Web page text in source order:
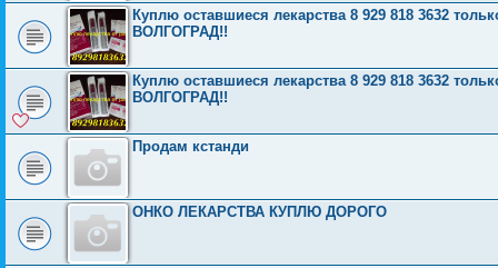
Куплю оставшиеся лекарства 8 929 818 3632
ВОЛГОГРАД!!
Куплю оставшиеся лекарства 8 929 818 3632
ВОЛГОГРАД!!
Продам кстанди
ОНКО ЛЕКАРСТВА КУПЛЮ ДОРОГО